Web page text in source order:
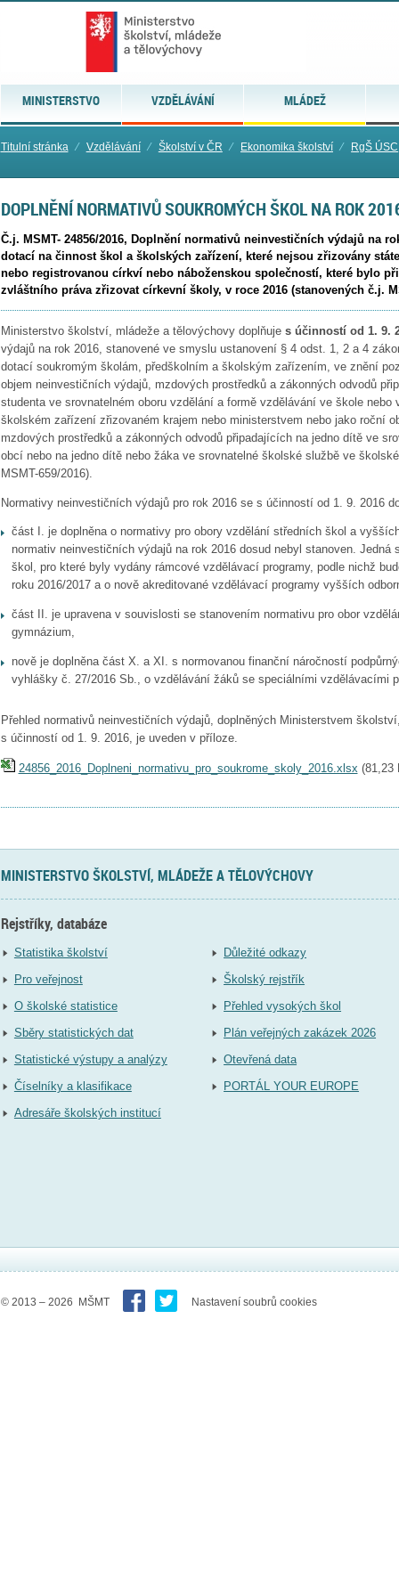
MINISTERSTVO VZDĚLÁVÁNÍ MLÁDEŽ
Titulní stránka ⁄ Vzdělávání ⁄ Školství v ČR ⁄ Ekonomika školství ⁄ RgŠ ÚSC
DOPLNĚNÍ NORMATIVŮ SOUKROMÝCH ŠKOL NA ROK
Č.j. MSMT- 24856/2016, Doplnění normativů neinvestičních výdajů na
dotací na činnost škol a školských zařízení, které nejsou zřizovány
nebo registrovanou církví nebo náboženskou společností, které bylo
zvláštního práva zřizovat církevní školy, v roce 2016 (stanovených č.j.
Ministerstvo školství, mládeže a tělovýchovy doplňuje s účinností od 1. 9.
výdajů na rok 2016, stanovené ve smyslu ustanovení § 4 odst. 1, 2 a 4
dotací soukromým školám, předškolním a školským zařízením, ve znění
objem neinvestičních výdajů, mzdových prostředků a zákonných odvodů
studenta ve srovnatelném oboru vzdělání a formě vzdělávání ve škole nebo
školském zařízení zřizovaném krajem nebo ministerstvem nebo jako roční
mzdových prostředků a zákonných odvodů připadajících na jedno dítě ve
obcí nebo na jedno dítě nebo žáka ve srovnatelné školské službě ve
MSMT-659/2016).
Normativy neinvestičních výdajů pro rok 2016 se s účinností od 1. 9. 2016
část I. je doplněna o normativy pro obory vzdělání středních škol a
normativ neinvestičních výdajů na rok 2016 dosud nebyl stanoven. Jedná
škol, pro které byly vydány rámcové vzdělávací programy, podle nichž
roku 2016/2017 a o nově akreditované vzdělávací programy vyšších
část II. je upravena v souvislosti se stanovením normativu pro obor
gymnázium,
nově je doplněna část X. a XI. s normovanou finanční náročností
vyhlášky č. 27/2016 Sb., o vzdělávání žáků se speciálními vzdělávacími
Přehled normativů neinvestičních výdajů, doplněných Ministerstvem
s účinností od 1. 9. 2016, je uveden v příloze.
24856_2016_Doplneni_normativu_pro_soukrome_skoly_2016.xlsx (81,23
MINISTERSTVO ŠKOLSTVÍ, MLÁDEŽE A TĚLOVÝCHOVY
Rejstříky, databáze
Statistika školství
Pro veřejnost
O školské statistice
Sběry statistických dat
Statistické výstupy a analýzy
Číselníky a klasifikace
Adresáře školských institucí
Důležité odkazy
Školský rejstřík
Přehled vysokých škol
Plán veřejných zakázek 2026
Otevřená data
PORTÁL YOUR EUROPE
© 2013 – 2026 MŠMT Nastavení soubrů cookies